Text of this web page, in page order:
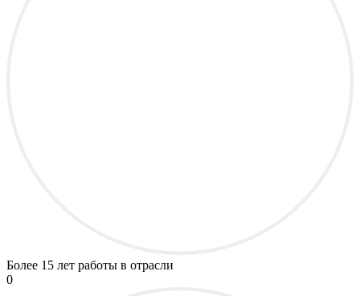
Более 15 лет работы в отрасли
0